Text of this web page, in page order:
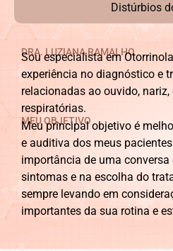
DRA. LUZIANA RAMALHO
Sou especialista em
experiência no diagnóstico e
relacionadas ao ouvido,
respiratórias.
MEU OBJETIVO
Meu principal objetivo é
e auditiva dos meus
importância de uma
sintomas e na escolha do
sempre levando em
importantes da sua rotina e
Distúrbios